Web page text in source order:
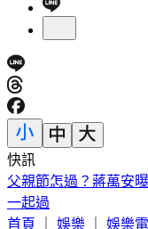
快訊
白海豚颱風發威！「
戒
首頁
娛樂 娛樂